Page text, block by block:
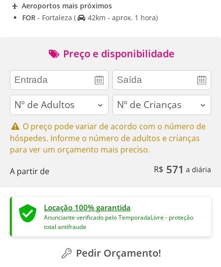
Aeroportos mais próximos
FOR - Fortaleza ( 42km - aprox. 1 hora)
Preço e disponibilidade
adults children
O preço pode variar de acordo com o número de
hóspedes. Informe o número de adultos e crianças
para ver um orçamento mais preciso.
A partir de
R$ 571 a diária
Locação 100% garantida
Anunciante verificado pelo TemporadaLivre - proteção
total antifraude
Pedir Orçamento!